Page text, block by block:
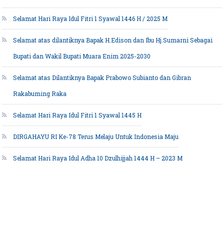
Selamat Hari Raya Idul Fitri 1 Syawal 1446 H / 2025 M
Selamat atas dilantiknya Bapak H.Edison dan Ibu Hj.Sumarni Sebagai
Bupati dan Wakil Bupati Muara Enim 2025-2030
Selamat atas Dilantiknya Bapak Prabowo Subianto dan Gibran
Rakabuming Raka
Selamat Hari Raya Idul Fitri 1 Syawal 1445 H
DIRGAHAYU RI Ke-78 Terus Melaju Untuk Indonesia Maju
Selamat Hari Raya Idul Adha 10 Dzulhijjah 1444 H – 2023 M